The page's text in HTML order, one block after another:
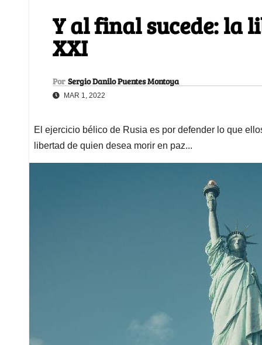
Y al final sucede: la
XXI
Por Sergio Danilo Puentes Montoya
MAR 1, 2022
El ejercicio bélico de Rusia es por defender lo que
libertad de quien desea morir en paz...